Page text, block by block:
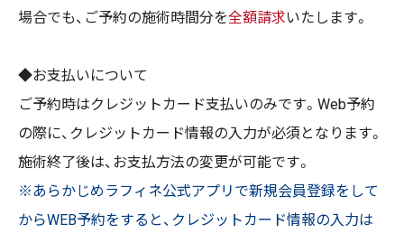
場合でも、ご予約の施術時間分を全額請求いたします。
◆お支払いについて
ご予約時はクレジットカード支払いのみです。Web予約
の際に、クレジットカード情報の入力が必須となります。
施術終了後は、お支払方法の変更が可能です。
※あらかじめラフィネ公式アプリで新規会員登録をして
からWEB予約をすると、クレジットカード情報の入力は